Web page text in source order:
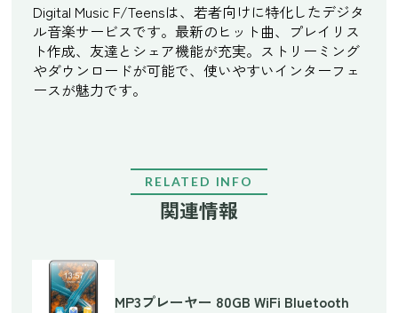
Digital Music F/Teensは、若者向けに特化したデジタ
ル音楽サービスです。最新のヒット曲、プレイリス
ト作成、友達とシェア機能が充実。ストリーミング
やダウンロードが可能で、使いやすいインターフェ
ースが魅力です。
RELATED INFO
関連情報
MP3プレーヤー 80GB WiFi Bluetooth